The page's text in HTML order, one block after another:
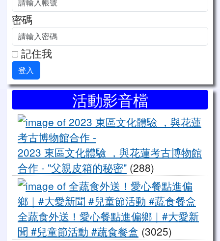
密碼
記住我
登入
右邊區域內容活動影音檔
2023 東區文化體驗 ，與花蓮考古博物館
合作 - "父親皮箱的秘密" (288)
全蔬食外送！愛心餐點進偏鄉｜#大愛新
聞 #兒童節活動 #蔬食餐盒 (3025)